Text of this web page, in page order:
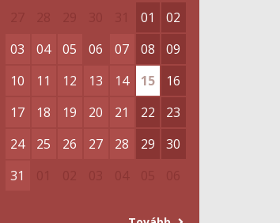
01
02
03
04 05 06 07 08
09
10
11 12 13 14 15
16
17
18 19 20 21 22
23
24
25 26 27 28 29
30
31